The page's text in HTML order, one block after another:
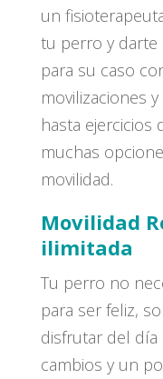
un
tu perro y darte
para su caso
movilizaciones
hasta ejercicios
muchas
movilidad.
Movilidad
ilimitada
Tu perro no
para ser feliz,
disfrutar del día
cambios y un